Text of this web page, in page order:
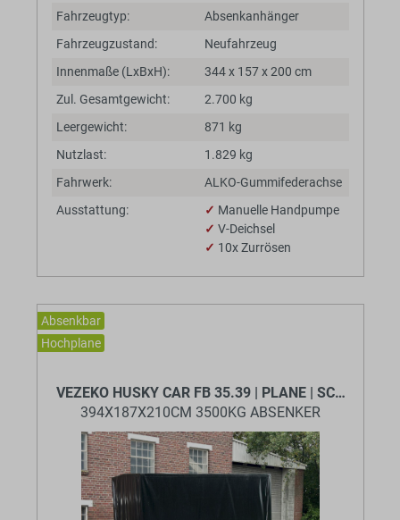
Fahrzeugtyp:
Absenkanhänger
Fahrzeugzustand:
Neufahrzeug
Innenmaße (LxBxH):
344 x 157 x 200 cm
Zul. Gesamtgewicht:
2.700 kg
Leergewicht:
871 kg
Nutzlast:
1.829 kg
Fahrwerk:
ALKO-Gummifederachse
Ausstattung:
✓ Manuelle Handpumpe
✓ V-Deichsel
✓ 10x Zurrösen
Absenkbar
Hochplane
VEZEKO HUSKY CAR FB 35.39 | PLANE | SCHWARZ
394X187X210CM 3500KG ABSENKER